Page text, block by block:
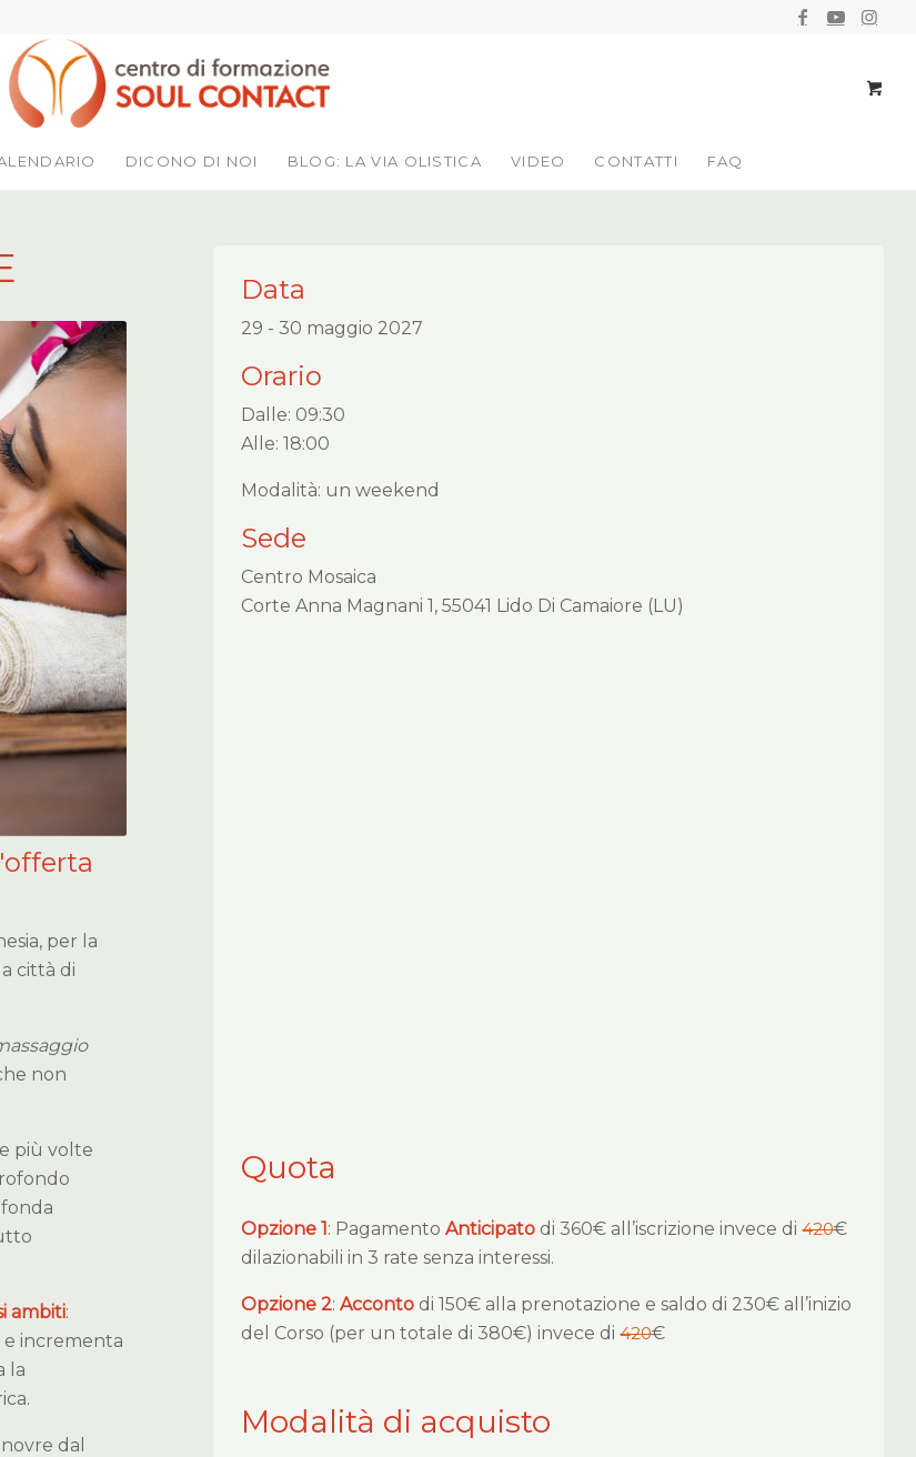
DICONO DI NOI BLOG: LA VIA OLISTICA VIDEO CONTATTI FAQ
per la
città di
non
più volte
ambiti:
e incrementa
la
dal
Data
29 - 30 maggio 2027
Orario
Dalle: 09:30
Alle: 18:00
Modalità: un weekend
Sede
Centro Mosaica
Corte Anna Magnani 1, 55041 Lido Di Camaiore (LU)
Quota
Opzione 1: PagamentoAnticipato di 360€ all’iscrizione invece di420€
dilazionabili in 3 rate senza interessi.
Opzione 2:Acconto di 150€ alla prenotazione e saldo di 230€ all’inizio
del Corso (per un totale di 380€) invece di420€
Modalità di acquisto